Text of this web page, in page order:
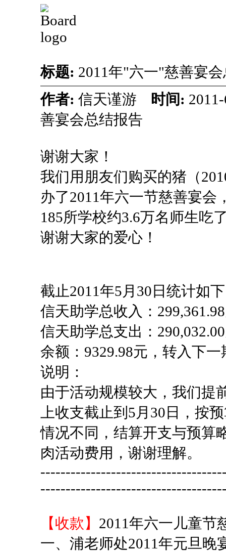
标题: 2011年"六一"慈善宴
作者: 信天谨游 时间:
善宴会总结报告
谢谢大家！
我们用朋友们购买的猪（
办了2011年六一节慈善宴会
185所学校约3.6万名师生吃
谢谢大家的爱心！
截止2011年5月30日统计如
信天助学总收入：
信天助学总支出：
余额：9329.98元，转入下
说明：
由于活动规模较大，我们提
上收支截止到5月30日，按
情况不同，结算开支与预算
肉活动费用，谢谢理解。
【收款】 2011年六一儿童节
一、浦老师处2011年元旦晚